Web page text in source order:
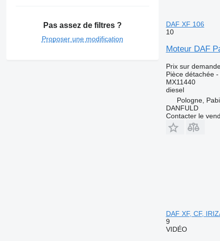
Pas assez de filtres ?
Proposer une modification
DAF XF 106
10
Moteur DAF
Prix sur
Pièce détachée
MX11440
diesel
Pologne,
DANFULD
Contacter le
DAF XF, CF,
9
VIDÉO